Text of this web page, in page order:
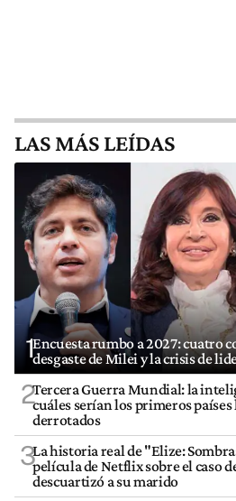
LAS MÁS LEÍDAS
1Encuesta rumbo a 2027: cuatro
desgaste de Milei y la crisis de
2Tercera Guerra Mundial: la
cuáles serían los primeros
derrotados
3La historia real de "Elize:
película de Netflix sobre el caso
descuartizó a su marido